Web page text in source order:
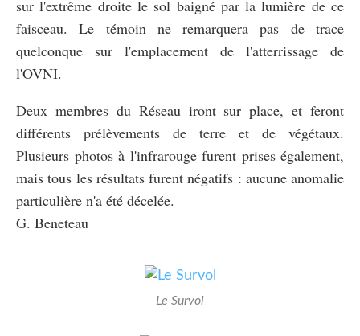
sur l'extrême droite le sol baigné par la lumière de ce
faisceau. Le témoin ne remarquera pas de trace
quelconque sur l'emplacement de l'atterrissage de
l'OVNI.
Deux membres du Réseau iront sur place, et feront
différents prélèvements de terre et de végétaux.
Plusieurs photos à l'infrarouge furent prises également,
mais tous les résultats furent négatifs : aucune anomalie
particulière n'a été décelée.
G. Beneteau
Le Survol